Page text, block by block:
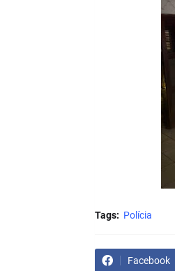
Tags: Polícia
Facebook